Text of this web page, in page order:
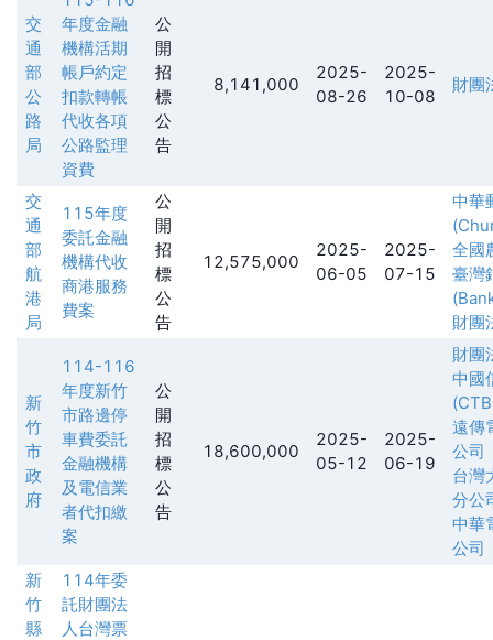
交
通
部
公
路
局
年度金融
機構活期
帳戶約定
扣款轉帳
代收各項
公路監理
資費
公
開
招
標
公
告
8,141,000
2025-
08-26
2025-
10-08
財團
交
通
部
航
港
局
115年度
委託金融
機構代收
商港服務
費案
公
開
招
標
公
告
12,575,000
2025-
06-05
2025-
07-15
中華
全國
臺灣
財團
新
竹
市
政
府
114-116
年度新竹
市路邊停
車費委託
金融機構
及電信業
者代扣繳
案
公
開
招
標
公
告
18,600,000
2025-
05-12
2025-
06-19
財團
中國
遠傳
公司
台灣
分公
中華
公司
新
竹
縣
114年委
託財團法
人台灣票